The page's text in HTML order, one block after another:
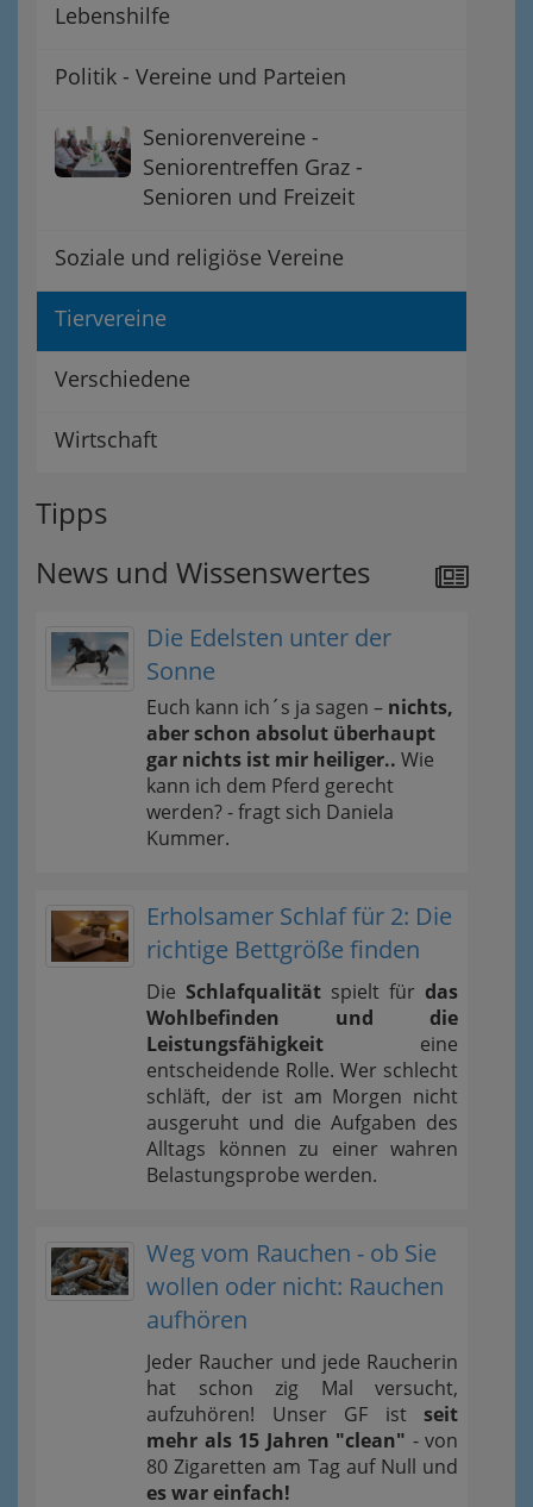
Lebenshilfe
Politik - Vereine und Parteien
Seniorenvereine -
Seniorentreffen Graz -
Senioren und Freizeit
Soziale und religiöse Vereine
Tiervereine
Verschiedene
Wirtschaft
Tipps
News und Wissenswertes
Die Edelsten unter der
Sonne
Euch kann ich´s ja sagen – nichts,
aber schon absolut überhaupt
gar nichts ist mir heiliger.. Wie
kann ich dem Pferd gerecht
werden? - fragt sich Daniela
Kummer.
Erholsamer Schlaf für 2: Die
richtige Bettgröße finden
Die Schlafqualität spielt für das
Wohlbefinden und die
Leistungsfähigkeit eine
entscheidende Rolle. Wer schlecht
schläft, der ist am Morgen nicht
ausgeruht und die Aufgaben des
Alltags können zu einer wahren
Belastungsprobe werden.
Weg vom Rauchen - ob Sie
wollen oder nicht: Rauchen
aufhören
Jeder Raucher und jede Raucherin
hat schon zig Mal versucht,
aufzuhören! Unser GF ist seit
mehr als 15 Jahren "clean" - von
80 Zigaretten am Tag auf Null und
es war einfach!